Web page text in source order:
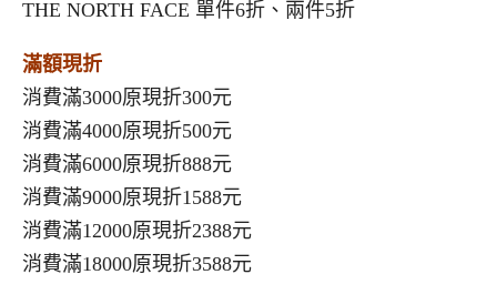
THE NORTH FACE 單件6折、兩件5折
滿額現折
消費滿3000原現折300元
消費滿4000原現折500元
消費滿6000原現折888元
消費滿9000原現折1588元
消費滿12000原現折2388元
消費滿18000原現折3588元